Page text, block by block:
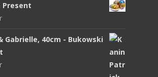
Present
Gabrielle, 40cm - Bukowski